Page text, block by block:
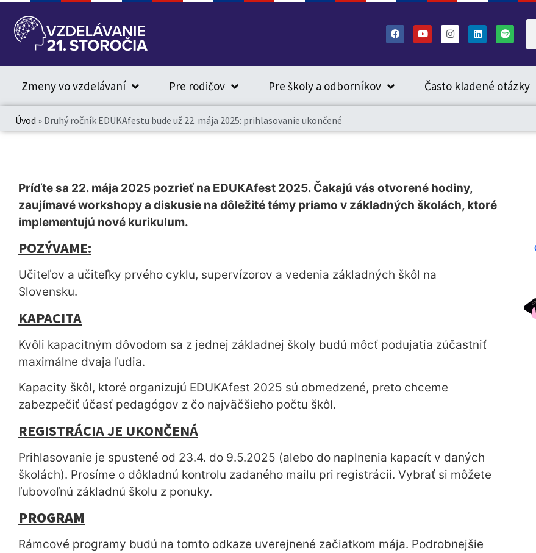
Zmeny vo vzdelávaní Pre rodičov Pre školy a odborníkov Často kladené otázky
Úvod » Druhý ročník EDUKAfestu bude už 22. mája 2025: prihlasovanie ukončené
Príďte sa 22. mája 2025 pozrieť na EDUKAfest 2025. Čakajú vás otvorené hodiny,
zaujímavé workshopy a diskusie na dôležité témy priamo v základných školách, ktoré
implementujú nové kurikulum.
POZÝVAME:
Učiteľov a učiteľky prvého cyklu, supervízorov a vedenia základných škôl na
Slovensku.
KAPACITA
Kvôli kapacitným dôvodom sa z jednej základnej školy budú môcť podujatia zúčastniť
maximálne dvaja ľudia.
Kapacity škôl, ktoré organizujú EDUKAfest 2025 sú obmedzené, preto chceme
zabezpečiť účasť pedagógov z čo najväčšieho počtu škôl.
REGISTRÁCIA JE UKONČENÁ
Prihlasovanie je spustené od 23.4. do 9.5.2025 (alebo do naplnenia kapacít v daných
školách). Prosíme o dôkladnú kontrolu zadaného mailu pri registrácii. Vybrať si môžete
ľubovoľnú základnú školu z ponuky.
PROGRAM
Rámcové programy budú na tomto odkaze uverejnené začiatkom mája. Podrobnejšie